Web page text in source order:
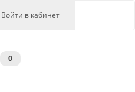
Войти в кабинет
0